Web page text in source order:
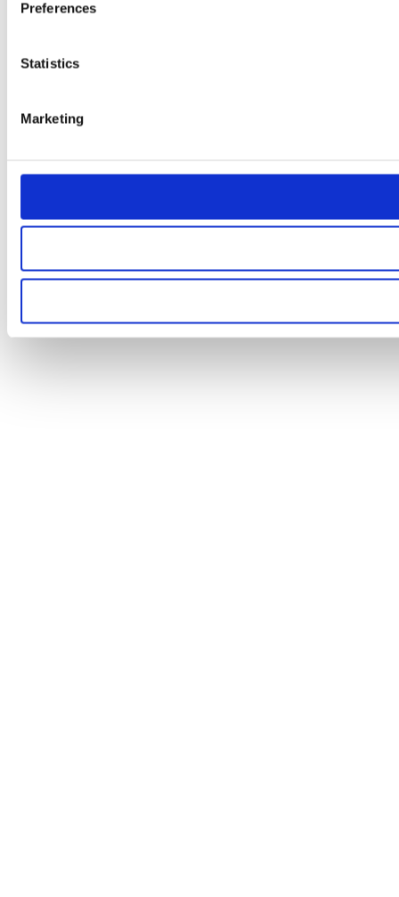
Preferences
Statistics
Marketing